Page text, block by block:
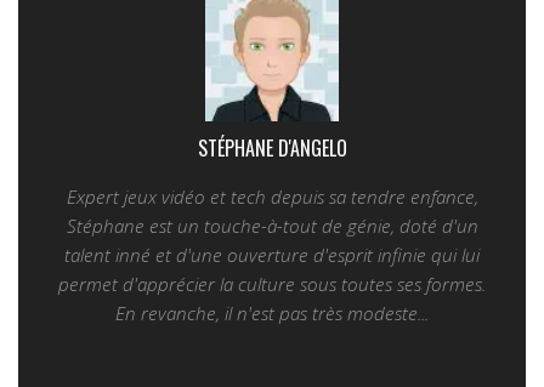
STÉPHANE D'ANGELO
Expert jeux vidéo et tech depuis sa tendre enfance,
Stéphane est un touche-à-tout de génie, doté d'un
talent inné et d'une ouverture d'esprit infinie qui lui
permet d'apprécier la culture sous toutes ses formes.
En revanche, il n'est pas très modeste...